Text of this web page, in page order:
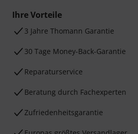
Ihre Vorteile
3 Jahre Thomann Garantie
30 Tage Money-Back-Garantie
Reparaturservice
Beratung durch Fachexperten
Zufriedenheitsgarantie